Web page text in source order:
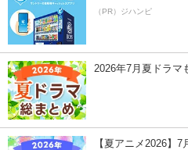
（PR）ジハンピ
2026年7月夏ドラマ
【夏アニメ2026】